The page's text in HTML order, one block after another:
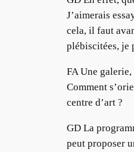
J’aimerais
cela, il faut
plébiscitées, je
FA Une
Comment
centre d’art ?
GD La
peut proposer